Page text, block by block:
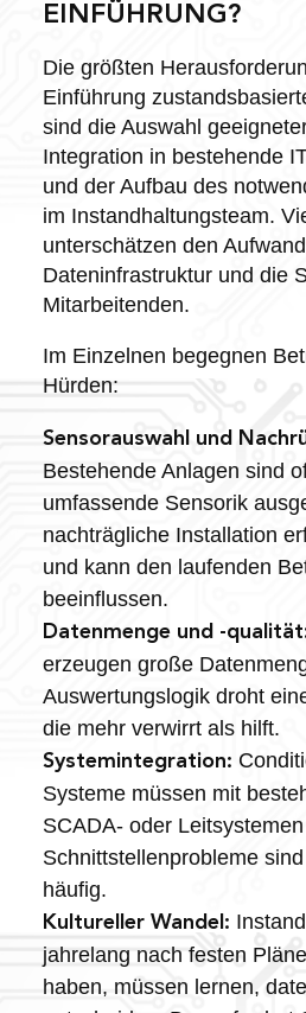
EINFÜHRUNG?
Die größten
Einführung
sind die Auswahl
Integration in bestehende
und der Aufbau des
im Instandhaltungsteam.
unterschätzen den
Dateninfrastruktur und die
Mitarbeitenden.
Im Einzelnen begegnen
Hürden:
Sensorauswahl und
Bestehende Anlagen sind
umfassende Sensorik
nachträgliche Installation
und kann den laufenden
beeinflussen.
Datenmenge und -
erzeugen große
Auswertungslogik droht
die mehr verwirrt als hilft.
Systemintegration:
Systeme müssen mit
SCADA- oder
Schnittstellenprobleme
häufig.
Kultureller Wandel:
jahrelang nach festen
haben, müssen lernen,